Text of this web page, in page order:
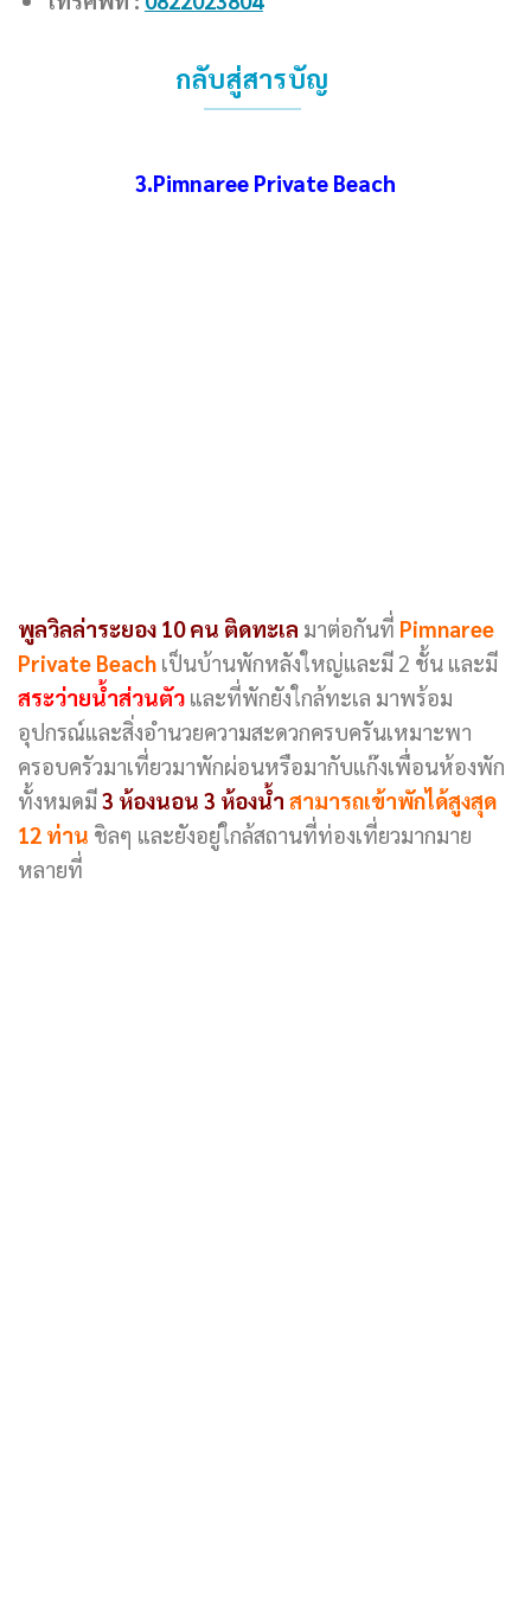
กลับสู่สารบัญ
3.Pimnaree Private Beach
พูลวิลล่าระยอง 10 คน ติดทะเล มาต่อกันที่ Pimnaree
Private Beach เป็นบ้านพักหลังใหญ่และมี 2 ชั้น และมี
สระว่ายน้ำส่วนตัว และที่พักยังใกล้ทะเล มาพร้อม
อุปกรณ์และสิ่งอำนวยความสะดวกครบครันเหมาะพา
ครอบครัวมาเที่ยวมาพักผ่อนหรือมากับแก๊งเพื่อนห้องพัก
ทั้งหมดมี3 ห้องนอน 3 ห้องน้ำ สามารถเข้าพักได้สูงสุด
12 ท่าน ชิลๆ และยังอยู่ใกล้สถานที่ท่องเที่ยวมากมาย
หลายที่